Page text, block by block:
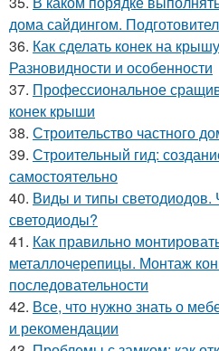
дома сайдингом.
36. Как сделать конек на
Разновидности и особенности
37. Профессиональное
конек крыши
38. Строительство частного
39. Строительный гид:
самостоятельно
40. Виды и типы светодиодов.
светодиоды?
41. Как правильно
металлочерепицы. Монтаж
последовательности
42. Все, что нужно знать о
и рекомендации